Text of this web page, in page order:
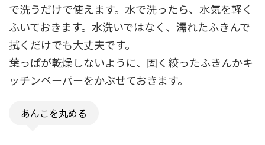
で洗うだけで使えます。水で洗ったら、水気を軽く
ふいておきます。水洗いではなく、濡れたふきんで
拭くだけでも大丈夫です。
葉っぱが乾燥しないように、固く絞ったふきんかキ
ッチンペーパーをかぶせておきます。
あんこを丸める